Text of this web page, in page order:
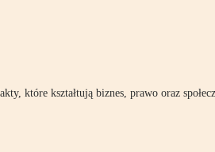
które kształtują biznes, prawo oraz